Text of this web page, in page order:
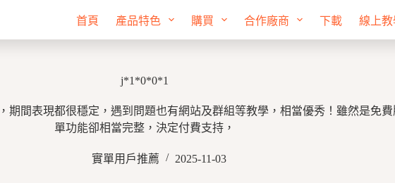
首頁 產品特色 購買 合作廠商 下載 線上教
j*1*0*0*1
期間表現都很穩定，遇到問題也有網站及群組等教學，相當優秀！雖然是免費
單功能卻相當完整，決定付費支持，
實單用戶推薦 2025-11-03